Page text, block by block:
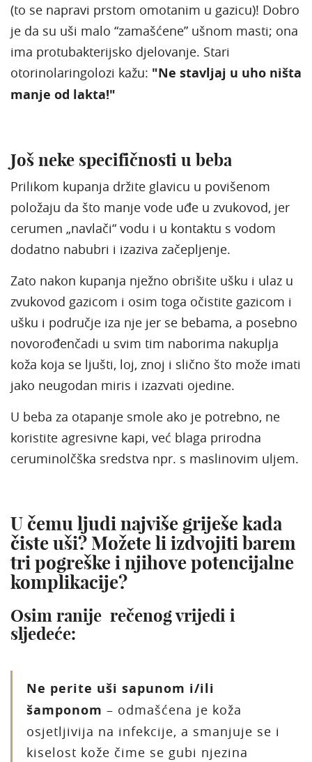
(to se napravi prstom omotanim u gazicu)! Dobro
je da su uši malo “zamašćene” ušnom masti; ona
ima protubakterijsko djelovanje. Stari
otorinolaringolozi kažu: "Ne stavljaj u uho ništa
manje od lakta!"
Još neke specifičnosti u beba
Prilikom kupanja držite glavicu u povišenom
položaju da što manje vode uđe u zvukovod, jer
cerumen „navlači“ vodu i u kontaktu s vodom
dodatno nabubri i izaziva začepljenje.
Zato nakon kupanja nježno obrišite ušku i ulaz u
zvukovod gazicom i osim toga očistite gazicom i
ušku i područje iza nje jer se bebama, a posebno
novorođenčadi u svim tim naborima nakuplja
koža koja se ljušti, loj, znoj i slično što može imati
jako neugodan miris i izazvati ojedine.
U beba za otapanje smole ako je potrebno, ne
koristite agresivne kapi, već blaga prirodna
ceruminolčška sredstva npr. s maslinovim uljem.
U čemu ljudi najviše griješe kada
čiste uši? Možete li izdvojiti barem
tri pogreške i njihove potencijalne
komplikacije?
Osim ranije rečenog vrijedi i
sljedeće:
Ne perite uši sapunom i/ili
šamponom – odmašćena je koža
osjetljivija na infekcije, a smanjuje se i
kiselost kože čime se gubi njezina